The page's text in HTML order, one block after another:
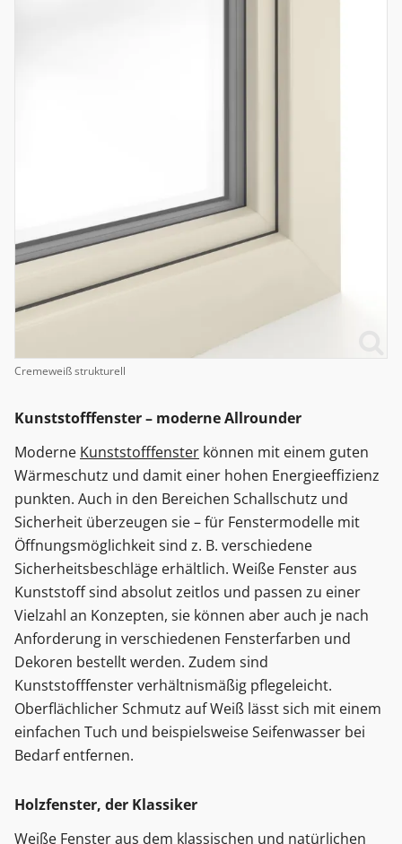
Cremeweiß strukturell
Kunststofffenster – moderne Allrounder
Moderne Kunststofffenster können mit einem guten
Wärmeschutz und damit einer hohen Energieeffizienz
punkten. Auch in den Bereichen Schallschutz und
Sicherheit überzeugen sie – für Fenstermodelle mit
Öffnungsmöglichkeit sind z. B. verschiedene
Sicherheitsbeschläge erhältlich. Weiße Fenster aus
Kunststoff sind absolut zeitlos und passen zu einer
Vielzahl an Konzepten, sie können aber auch je nach
Anforderung in verschiedenen Fensterfarben und
Dekoren bestellt werden. Zudem sind
Kunststofffenster verhältnismäßig pflegeleicht.
Oberflächlicher Schmutz auf Weiß lässt sich mit einem
einfachen Tuch und beispielsweise Seifenwasser bei
Bedarf entfernen.
Holzfenster, der Klassiker
Weiße Fenster aus dem klassischen und natürlichen